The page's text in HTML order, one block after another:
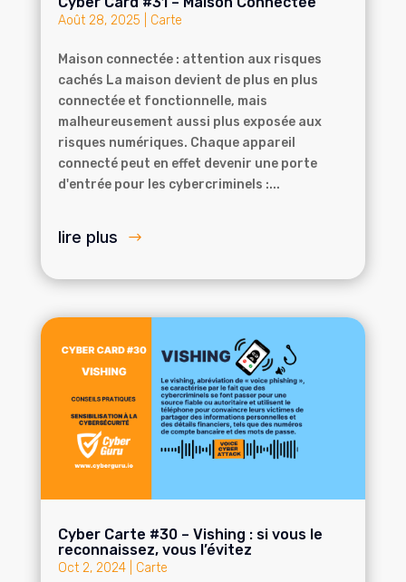
Août 28, 2025 Carte
Maison connectée : attention aux risques
cachés La maison devient de plus en plus
connectée et fonctionnelle, mais
malheureusement aussi plus exposée aux
risques numériques. Chaque appareil
connecté peut en effet devenir une porte
d'entrée pour les cybercriminels :...
lire plus
Cyber Carte #30 – Vishing : si vous le
reconnaissez, vous l’évitez
Oct 2, 2024| Carte